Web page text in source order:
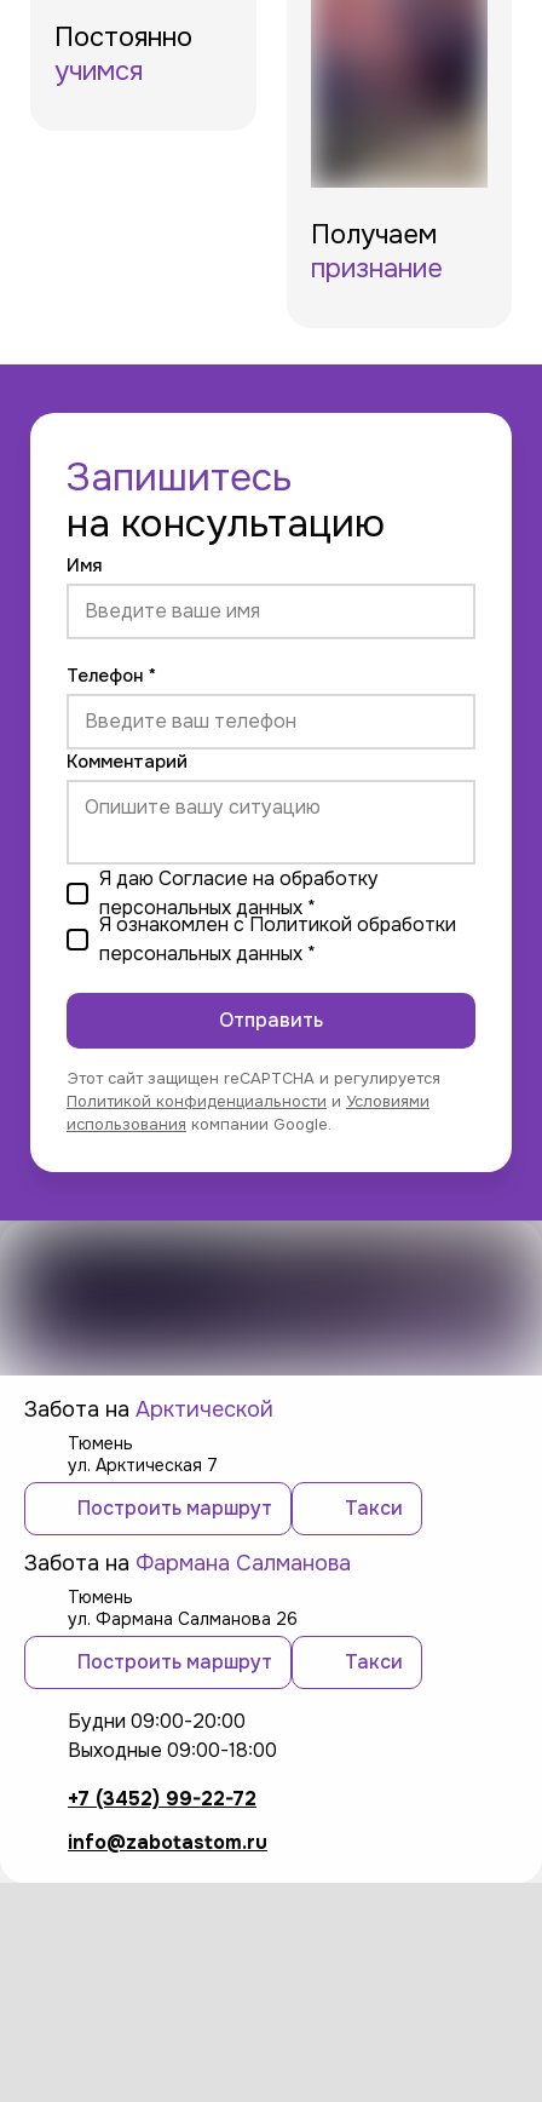
Постоянно
учимся
Получаем
признание
Запишитесь
на консультацию
Имя
Телефон *
Комментарий
Я даю Согласие на обработку
персональных данных *
Я ознакомлен сПолитикой обработки
персональных данных *
Отправить
Этот сайт защищен reCAPTCHA и регулируется
Политикой конфиденциальности и Условиями
использования компании Google.
Забота на Арктической
Тюмень
ул. Арктическая 7
Построить маршрут Такси
Забота на Фармана Салманова
Тюмень
ул. Фармана Салманова 26
Построить маршрут Такси
Будни 09:00-20:00
Выходные 09:00-18:00
+7 (3452) 99-22-72
info@zabotastom.ru